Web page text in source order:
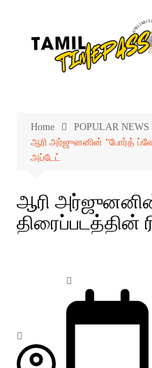
Home
POPULAR NEWS
ஆரி அர்ஜுனனின் “போர்த்
அப்டேட்
ஆரி
திரைப்படத்தின்